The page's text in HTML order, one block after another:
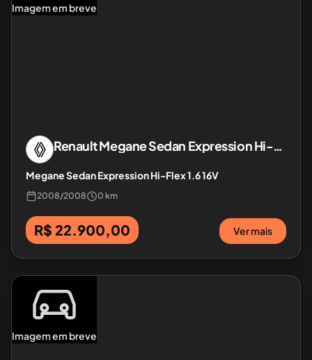
Imagem em breve
RenaultMegane Sedan Expression Hi-Flex 1.6 16V
Megane Sedan Expression Hi-Flex 1.6 16V
2008/2008 0 km
R$ 22.900,00 Ver mais
Imagem em breve